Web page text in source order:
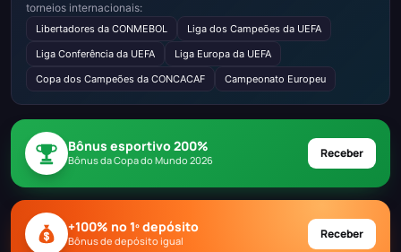
torneios internacionais:
Libertadores da CONMEBOL
Liga dos Campeões da UEFA
Liga Conferência da UEFA
Liga Europa da UEFA
Copa dos Campeões da CONCACAF
Campeonato Europeu
Bônus esportivo 200%
Bônus da Copa do Mundo 2026 Receber
+100% no 1º depósito
Bônus de depósito igual Receber